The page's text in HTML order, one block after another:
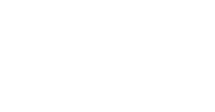
arcosdesign.2026.95390